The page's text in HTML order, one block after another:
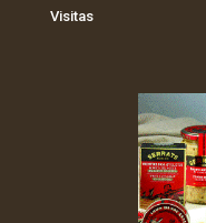
Visitas